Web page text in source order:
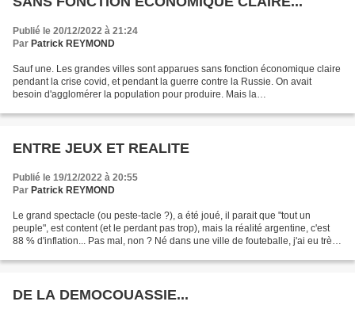
Publié le 20/12/2022 à 21:24
Par Patrick REYMOND
Sauf une. Les grandes villes sont apparues sans fonction économique claire
pendant la crise covid, et pendant la guerre contre la Russie. On avait
besoin d'agglomérer la population pour produire. Mais la
ENTRE JEUX ET REALITE
Publié le 19/12/2022 à 20:55
Par Patrick REYMOND
Le grand spectacle (ou peste-tacle ?), a été joué, il parait que "tout un
peuple", est content (et le perdant pas trop), mais la réalité argentine, c'est
88 % d'inflation... Pas mal, non ? Né dans une ville de fouteballe, j'ai eu très
DE LA DEMOCOUASSIE...